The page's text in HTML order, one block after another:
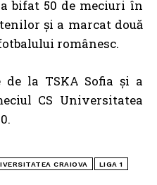
bifat 50 de meciuri în
și a marcat două
românesc.
la TSKA Sofia și a
CS Universitatea
CRAIOVA LIGA 1